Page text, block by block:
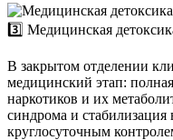
3️⃣ Медицинская
В закрытом отделении
медицинский этап:
наркотиков и их
синдрома и
круглосуточным